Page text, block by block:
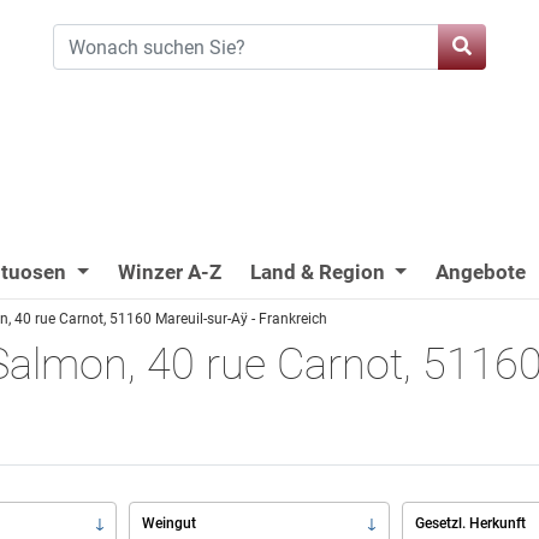
Winzer A-Z Land & Region Angebote
40 rue Carnot, 51160 Mareuil-sur-Aÿ - Frankreich
40 rue Carnot,
Weingut Gesetzl. Herkunft